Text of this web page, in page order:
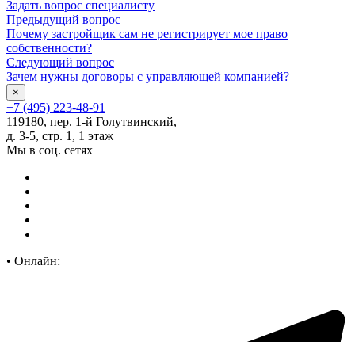
Задать вопрос специалисту
Предыдущий вопрос
Почему застройщик сам не регистрирует мое право
собственности?
Следующий вопрос
Зачем нужны договоры с управляющей компанией?
×
+7 (495) 223-48-91
119180, пер. 1-й Голутвинский,
д. 3-5, стр. 1, 1 этаж
Мы в соц. сетях
• Онлайн: